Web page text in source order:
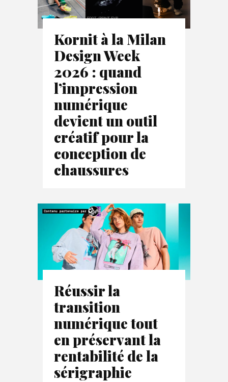
Kornit à la Milan
Design Week
2026 : quand
l’impression
numérique
devient un outil
créatif pour la
conception de
chaussures
Réussir la
transition
numérique tout
en préservant la
rentabilité de la
sérigraphie